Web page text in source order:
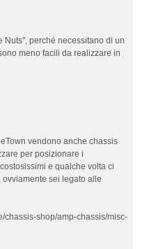
Nuts", perché necessitano di un
meno facili da realizzare in
vendono anche chassis
per posizionare i
e qualche volta ci
sei legato alle
chassis-shop/amp-chassis/misc-